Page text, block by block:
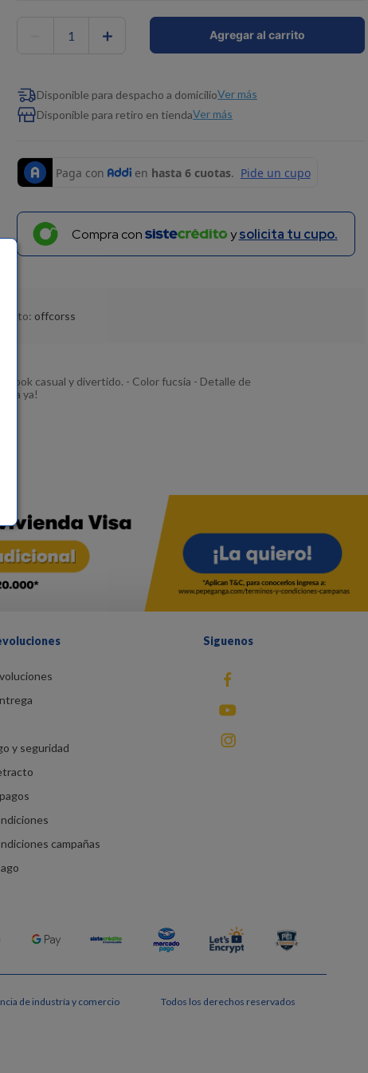
＋ Agregar al carrito
Disponible para despacho a domicilioVer más
Disponible para retiro en tiendaVer más
Compra con ysolicita tu cupo.
offcorss
look casual y divertido. - Color fucsia - Detalle de
ya!
y seguridad
campañas
Siguenos
fb
You Tube
instagram
de industría y comercio Todos los derechos reservados